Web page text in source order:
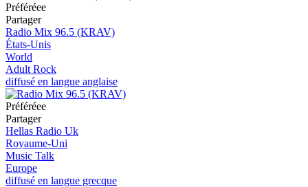
Préféréeе
Partager
Radio Mix 96.5 (KRAV)
États-Unis
World
Adult Rock
diffusé en langue anglaise
Préféréeе
Partager
Hellas Radio Uk
Royaume-Uni
Music Talk
Europe
diffusé en langue grecque